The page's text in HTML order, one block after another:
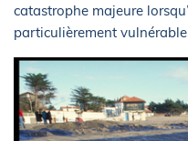
catastrophe majeure
particulièrement vulnérable.